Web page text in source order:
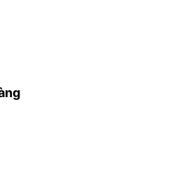
điều sau đây:
căng để không làm hỏng cơ
sau khi dùng để loại bỏ bụi
khô thoáng, tránh nhiệt độ cao
ẩm ướt.
rơi mạnh để bảo vệ vỏ và dây